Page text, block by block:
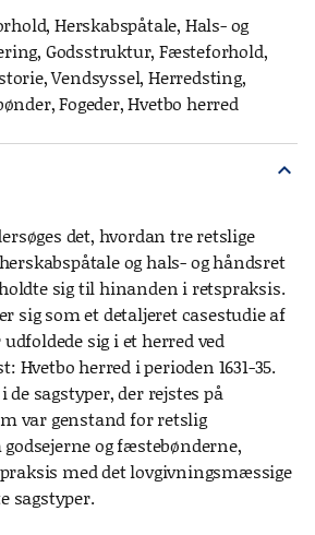
Herskabspåtale, Hals- og
Godsstruktur, Fæsteforhold,
Vendsyssel, Herredsting,
Fogeder, Hvetbo herred
expand_more
det, hvordan tre retslige
og hals- og håndsret
sig til hinanden i retspraksis.
sig som et detaljeret casestudie af
sig i et herred ved
Hvetbo herred i perioden 1631-35.
sagstyper, der rejstes på
var genstand for retslig
og fæstebønderne,
med det lovgivningsmæssige
sagstyper.